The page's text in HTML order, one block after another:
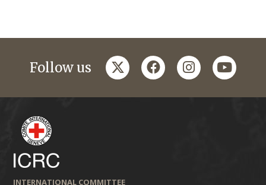
Follow us twitterfacebookinstagramyoutube
INTERNATIONAL COMMITTEE